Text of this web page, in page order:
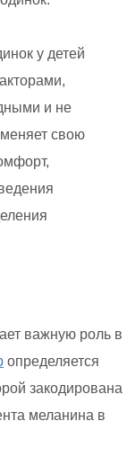
у детей
и не
свою
важную роль в
определяется
закодирована
меланина в